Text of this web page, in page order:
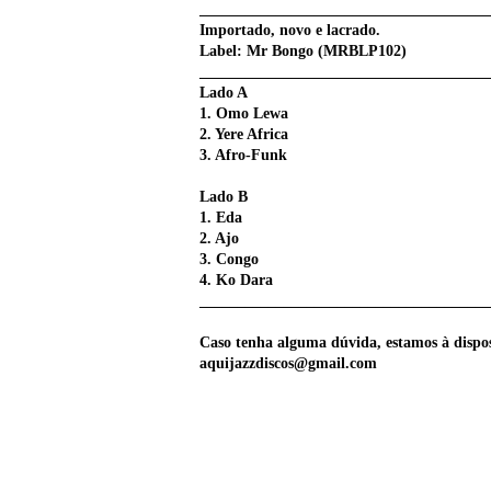
Importado, novo e lacrado.
Label: Mr Bongo (MRBLP102)
Lado A
1. Omo Lewa
2. Yere Africa
3. Afro-Funk
Lado B
1. Eda
2. Ajo
3. Congo
4. Ko Dara
Caso tenha alguma dúvida, estamos à
aquijazzdiscos@gmail.com